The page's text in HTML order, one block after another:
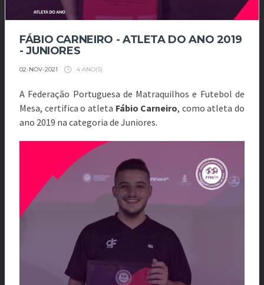
FÁBIO CARNEIRO - ATLETA DO ANO 2019
- JUNIORES
02-NOV-2021 4 ANO(S)
A Federação Portuguesa de Matraquilhos e Futebol de
Mesa, certifica o atleta Fábio Carneiro, como atleta do
ano 2019 na categoria de Juniores.